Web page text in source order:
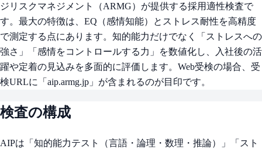
ジリスクマネジメント（ARMG）が提供する採用適性検査で
す。最大の特徴は、EQ（感情知能）とストレス耐性を高精度
で測定する点にあります。知的能力だけでなく「ストレスへの
強さ」「感情をコントロールする力」を数値化し、入社後の活
躍や定着の見込みを多面的に評価します。Web受検の場合、受
検URLに「aip.armg.jp」が含まれるのが目印です。
検査の構成
AIPは「知的能力テスト（言語・論理・数理・推論）」「スト